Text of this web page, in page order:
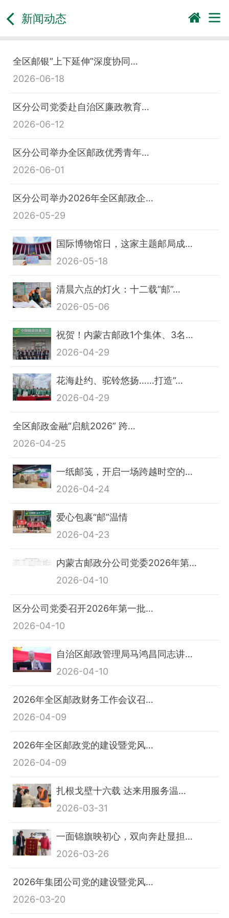
新闻动态
全区邮银“上下延伸”深度协同…
2026-06-18
区分公司党委赴自治区廉政教育…
2026-06-12
区分公司举办全区邮政优秀青年…
2026-06-01
区分公司举办2026年全区邮政企…
2026-05-29
国际博物馆日，这家主题邮局成…
2026-05-18
清晨六点的灯火：十二载“邮”…
2026-05-06
祝贺！内蒙古邮政1个集体、3名…
2026-04-29
花海赴约、驼铃悠扬……打造“…
2026-04-29
全区邮政金融“启航2026” 跨…
2026-04-25
一纸邮笺，开启一场跨越时空的…
2026-04-24
爱心包裹“邮”温情
2026-04-23
内蒙古邮政分公司党委2026年第…
2026-04-10
区分公司党委召开2026年第一批…
2026-04-10
自治区邮政管理局马鸿昌同志讲…
2026-04-10
2026年全区邮政财务工作会议召…
2026-04-09
2026年全区邮政党的建设暨党风…
2026-04-09
扎根戈壁十六载 达来用服务温…
2026-03-31
一面锦旗映初心，双向奔赴显担…
2026-03-26
2026年集团公司党的建设暨党风…
2026-03-20